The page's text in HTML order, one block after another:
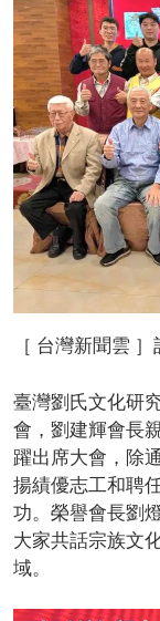
［ 台灣新聞雲
臺灣劉氏文化研
會，劉建輝會長
躍出席大會，除
揚績優志工和聘
功。榮譽會長劉
大家共話宗族文
域。